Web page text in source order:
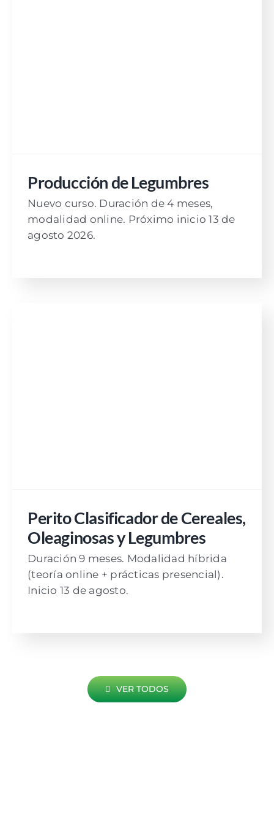
Producción de Legumbres
Nuevo curso. Duración de 4 meses,
modalidad online. Próximo inicio 13 de
agosto 2026.
Perito Clasificador de Cereales,
Oleaginosas y Legumbres
Duración 9 meses. Modalidad híbrida
(teoría online + prácticas presencial).
Inicio 13 de agosto.
VER TODOS